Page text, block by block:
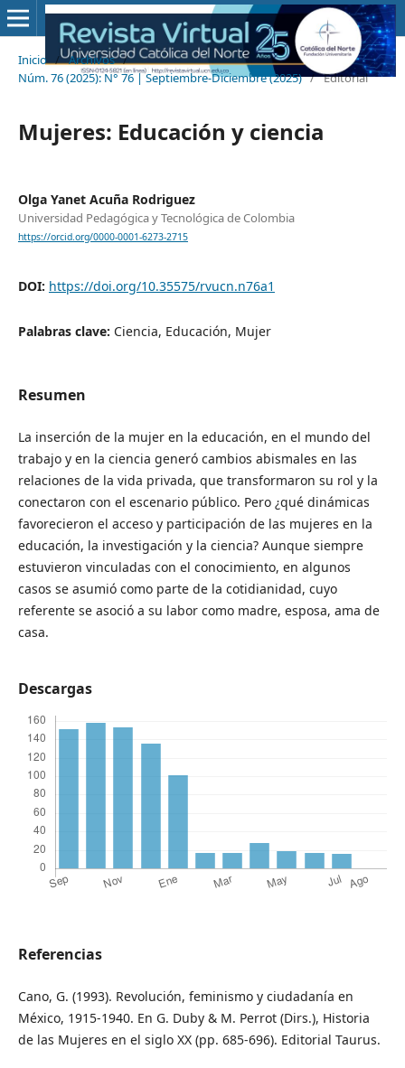
Inicio / Archivos /
Núm. 76 (2025): N° 76 | Septiembre-Diciembre (2025) / Editorial
Mujeres: Educación y ciencia
Olga Yanet Acuña Rodriguez
Universidad Pedagógica y Tecnológica de Colombia
https://orcid.org/0000-0001-6273-2715
DOI: https://doi.org/10.35575/rvucn.n76a1
Palabras clave: Ciencia, Educación, Mujer
Resumen
La inserción de la mujer en la educación, en el mundo del
trabajo y en la ciencia generó cambios abismales en las
relaciones de la vida privada, que transformaron su rol y la
conectaron con el escenario público. Pero ¿qué dinámicas
favorecieron el acceso y participación de las mujeres en la
educación, la investigación y la ciencia? Aunque siempre
estuvieron vinculadas con el conocimiento, en algunos
casos se asumió como parte de la cotidianidad, cuyo
referente se asoció a su labor como madre, esposa, ama de
casa.
Descargas
Referencias
Cano, G. (1993). Revolución, feminismo y ciudadanía en
México, 1915-1940. En G. Duby & M. Perrot (Dirs.), Historia
de las Mujeres en el siglo XX (pp. 685-696). Editorial Taurus.